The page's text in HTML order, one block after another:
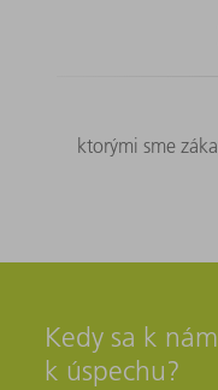
ktorými sme
Kedy sa k
k úspechu?